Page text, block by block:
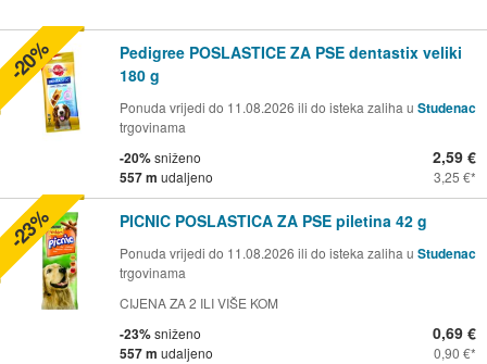
Pedigree POSLASTICE ZA PSE dentastix veliki
180 g
Ponuda vrijedi do 11.08.2026 ili do isteka zaliha u Studenac
trgovinama
-20%sniženo
557 m udaljeno
2,59 €
3,25 €
-20%
PICNIC POSLASTICA ZA PSE piletina 42 g
Ponuda vrijedi do 11.08.2026 ili do isteka zaliha u Studenac
trgovinama
CIJENA ZA 2 ILI VIŠE KOM
-23%sniženo
557 m udaljeno
0,69 €
0,90 €
-23%